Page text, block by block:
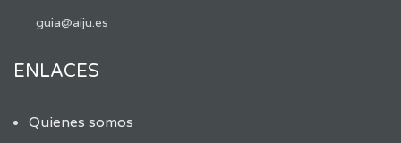
guia@aiju.es
ENLACES
Quienes somos